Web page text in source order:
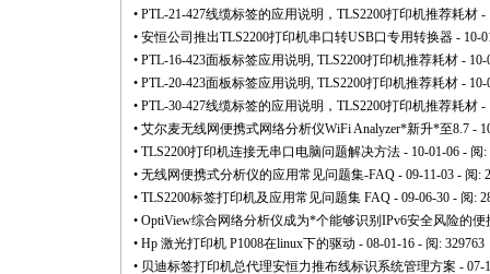
• PTL-21-427线缆标签的应用说明，TLS2200打印机推荐耗材 -
• 安恒公司推出TLS2200打印机串口转USB口专用转换器 - 10-
• PTL-16-423面板标签应用说明, TLS2200打印机推荐耗材 - 10-
• PTL-20-423面板标签应用说明, TLS2200打印机推荐耗材 - 10-
• PTL-30-427线缆标签的应用说明，TLS2200打印机推荐耗材 -
• 艾尔麦无线网便携式网络分析仪WiFi Analyzer*新升*至8.7 -
• TLS2200打印机连接无串口电脑问题解决方法 - 10-01-06 - 阅:
• 无线网便携式分析仪的应用常见问题集-FAQ - 09-11-03 - 阅:
• TLS2200标签打印机及应用常见问题集 FAQ - 09-06-30 - 阅:
• OptiView综合网络分析仪成为*个能够识别IPv6安全风险的
• Hp 激光打印机 P1008在linux下的驱动 - 08-01-16 - 阅: 329763
• 贝迪标签打印机总代理安恒力推布线标识系统管理方案 - 07-